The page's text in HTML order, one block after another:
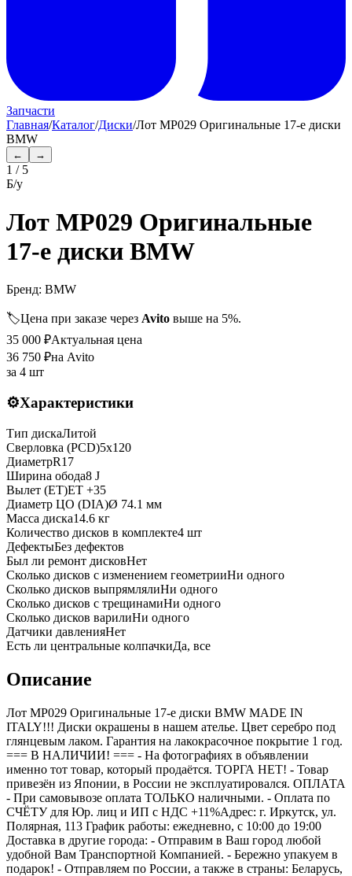
Запчасти
Главная/Каталог/Диски/Лот MP029 Оригинальные 17-е диски
BMW
← →
1 / 5
Б/у
Лот MP029 Оригинальные
17-е диски BMW
Бренд: BMW
🏷️Цена при заказе через Avito выше на 5%.
35 000 ₽Актуальная цена
36 750 ₽на Avito
за 4 шт
⚙️Характеристики
Тип дискаЛитой
Сверловка (PCD)5x120
ДиаметрR17
Ширина обода8 J
Вылет (ET)ET +35
Диаметр ЦО (DIA)Ø 74.1 мм
Масса диска14.6 кг
Количество дисков в комплекте4 шт
ДефектыБез дефектов
Был ли ремонт дисковНет
Сколько дисков с изменением геометрииНи одного
Сколько дисков выпрямлялиНи одного
Сколько дисков с трещинамиНи одного
Сколько дисков варилиНи одного
Датчики давленияНет
Есть ли центральные колпачкиДа, все
Описание
Лот MP029 Оригинальные 17-е диски BMW MADE IN
ITALY!!! Диски окрашены в нашем ателье. Цвет серебро под
глянцевым лаком. Гарантия на лакокрасочное покрытие 1 год.
=== B НАЛИЧИИ! === - На фотографиях в объявлении
именно тот товар, который продаётся. ТОРГА НЕТ! - Товар
привезён из Японии, в России не эксплуатировался. ОПЛАТА
- При самовывозе оплата ТОЛЬКО наличными. - Оплата по
СЧЁТУ для Юр. лиц и ИП с НДС +11%Адрес: г. Иркутск, ул.
Полярная, 113 График работы: ежедневно, с 10:00 до 19:00
Доставка в другие города: - Отправим в Ваш город любой
удобной Вам Транспортной Компанией. - Бережно упакуем в
подарок! - Отправляем по России, а также в страны: Беларусь,